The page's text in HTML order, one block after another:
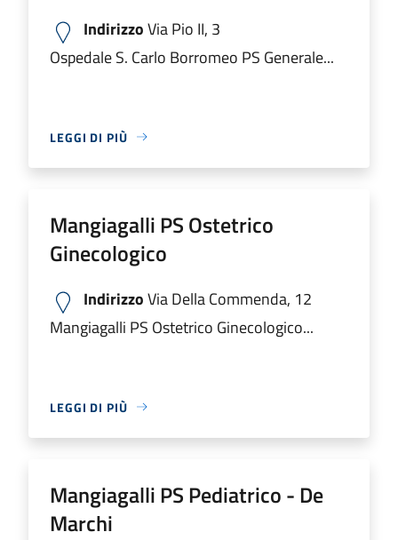
IndirizzoVia Pio II, 3
Ospedale S. Carlo Borromeo PS Generale...
LEGGI DI PIÙ
Mangiagalli PS Ostetrico
Ginecologico
IndirizzoVia Della Commenda, 12
Mangiagalli PS Ostetrico Ginecologico...
LEGGI DI PIÙ
Mangiagalli PS Pediatrico - De
Marchi